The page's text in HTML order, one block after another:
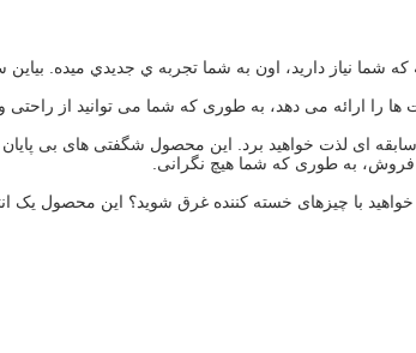
شما نياز داريد، اون به شما تجربه ي جديدي ميده.
ارائه می دهد، به طوری که شما می توانید از راحتی و
ای لذت خواهید برد. این محصول شگفتی های بی پایان
به طوری که شما هیچ نگرانی.
با چیزهای خسته کننده غرق شوید؟ این محصول یک